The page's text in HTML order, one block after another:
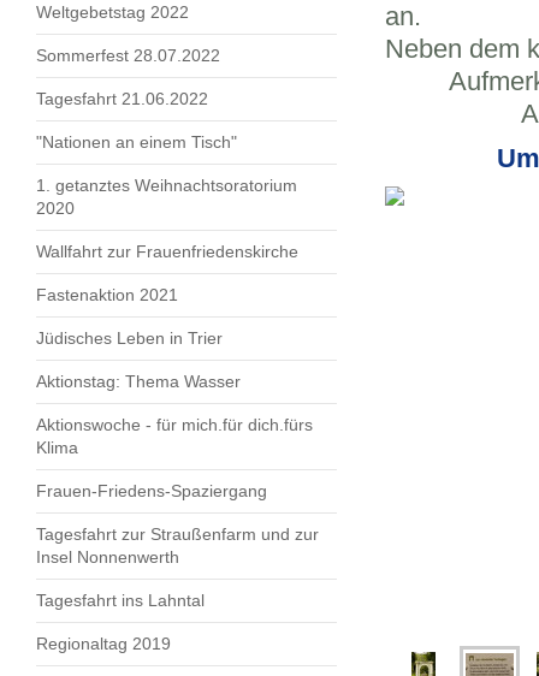
Weltgebetstag 2022
Sommerfest 28.07.2022
Tagesfahrt 21.06.2022
"Nationen an einem Tisch"
1. getanztes Weihnachtsoratorium
2020
Wallfahrt zur Frauenfriedenskirche
Fastenaktion 2021
Jüdisches Leben in Trier
Aktionstag: Thema Wasser
Aktionswoche - für mich.für dich.fürs
Klima
Frauen-Friedens-Spaziergang
Tagesfahrt zur Straußenfarm und zur
Insel Nonnenwerth
Tagesfahrt ins Lahntal
Regionaltag 2019
an.
Neben dem